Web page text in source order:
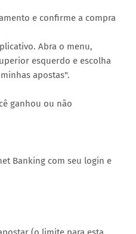
e confirme a compra
Abra o menu,
esquerdo e escolha
apostas".
ganhou ou não
Banking com seu login e